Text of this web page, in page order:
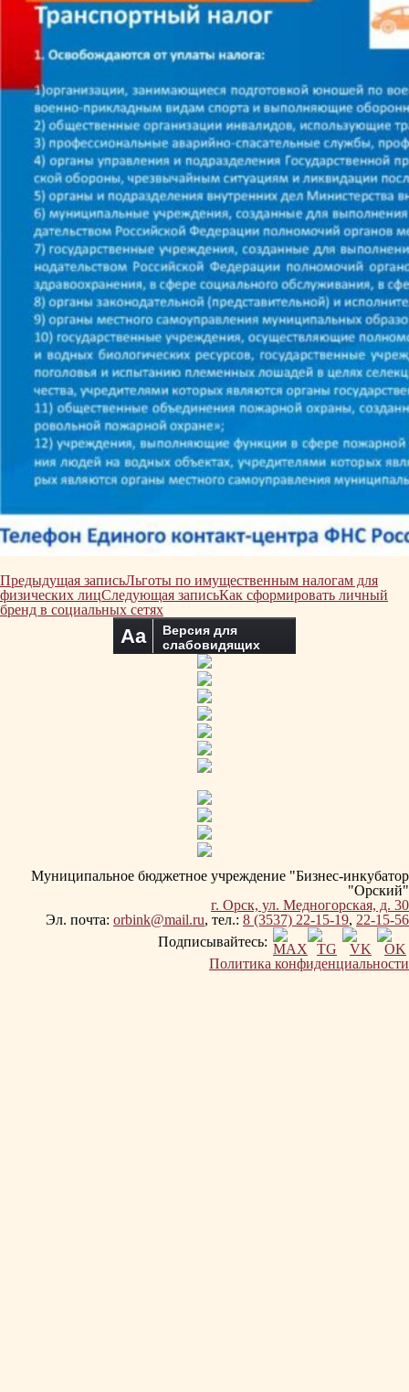
Навигация
по
записям
Предыдущая записьЛьготы по имущественным налогам для
физических лицСледующая записьКак сформировать личный
бренд в социальных сетях
Aa
Версия для
слабовидящих
Муниципальное бюджетное учреждение "Бизнес-инкубатор
"Орский"
г. Орск, ул. Медногорская, д. 30
Эл. почта: orbink@mail.ru, тел.: 8 (3537) 22-15-19, 22-15-56
Подписывайтесь:
Политика конфиденциальности